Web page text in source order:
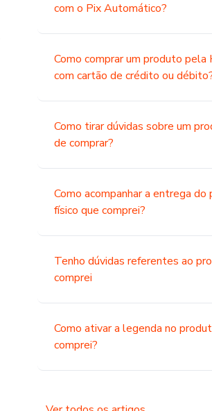
com o Pix Automático?
Como comprar um produto
com cartão de crédito ou
Como tirar dúvidas sobre um
de comprar?
Como acompanhar a entrega do
físico que comprei?
Tenho dúvidas referentes ao
comprei
Como ativar a legenda no
comprei?